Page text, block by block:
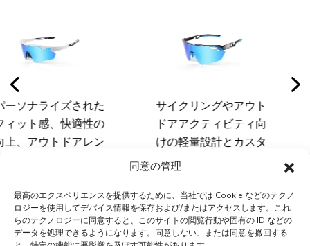
同意の管理
最高のエクスペリエンスを提供するために、当社では Cookie などのテクノ
ロジーを使用してデバイス情報を保存および/またはアクセスします。これ
らのテクノロジーに同意すると、このサイトの閲覧行動や固有の ID などの
データを処理できるようになります。同意しない、または同意を撤回する
サイクリングやアウト
ドアアクティビティ向
けの軽量設計とカスタ
ムレンズソリューショ
シュなリムレスサイク
リングサングラス
空気力学に基づい
タイリングとアウ
ア スポーツ パフ
備えたプレミアム
レス スポーツ サ
ス